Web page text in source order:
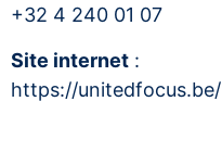
+32 4 240 01 07
Site internet :
https://unitedfocus.be/